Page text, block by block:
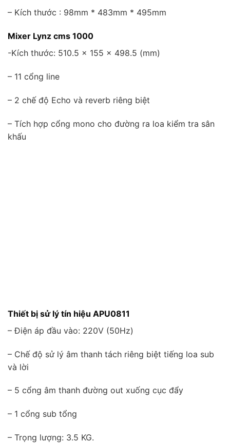
– Kích thước : 98mm * 483mm * 495mm
Mixer Lynz cms 1000
-Kích thước: 510.5 x 155 x 498.5 (mm)
– 11 cổng line
– 2 chế độ Echo và reverb riêng biệt
– Tích hợp cổng mono cho đường ra loa kiểm tra sân
khấu
Thiết bị sử lý tín hiệu APU0811
– Điện áp đầu vào: 220V (50Hz)
– Chế độ sử lý âm thanh tách riêng biệt tiếng loa sub
và lời
– 5 cổng âm thanh đường out xuống cục đẩy
– 1 cổng sub tổng
– Trọng lượng: 3.5 KG.